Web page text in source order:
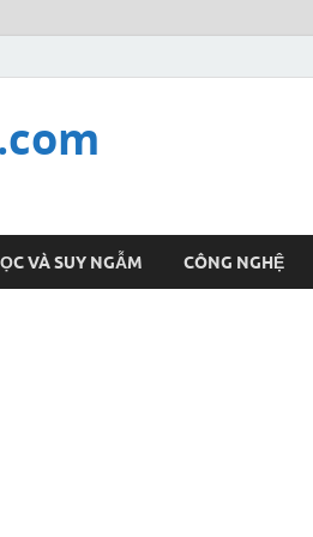
VÀ SUY NGẪM CÔNG NGHỆ